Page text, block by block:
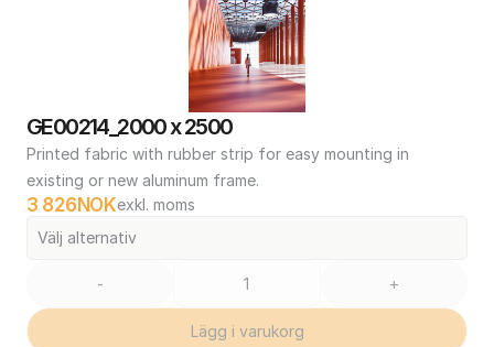
GE00214_2000 x 2500
Printed fabric with rubber strip for easy mounting in
existing or new aluminum frame.
3 826NOKexkl. moms
Välj alternativ
- +
Lägg i varukorg
Kontakt
Köpvillkor